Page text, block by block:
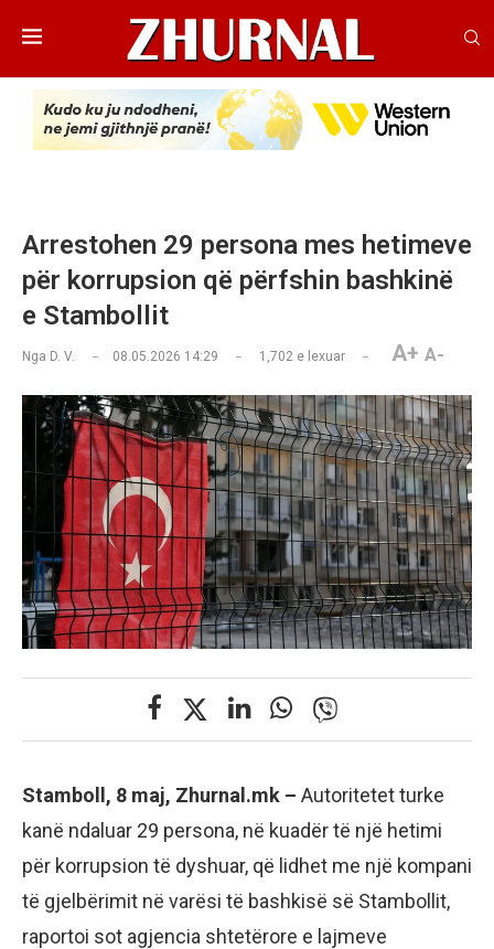
Arrestohen 29 persona mes hetimeve
për korrupsion që përfshin bashkinë
e Stambollit
Nga D. V. 08.05.2026 14:29 1,702 e lexuar A+ A-
Stamboll, 8 maj, Zhurnal.mk – Autoritetet turke
kanë ndaluar 29 persona, në kuadër të një hetimi
për korrupsion të dyshuar, që lidhet me një kompani
të gjelbërimit në varësi të bashkisë së Stambollit,
raportoi sot agjencia shtetërore e lajmeve